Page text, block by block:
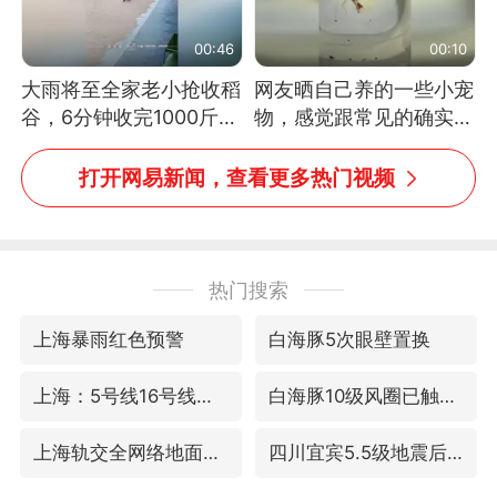
00:46
大雨将至全家老小抢收稻
谷，6分钟收完1000斤，
没有一个人掉链子
00:10
网友晒自己养的一些小宠
物，感觉跟常见的确实有
些不一样
打开网易新闻，查看更多热门视频
热门搜索
上海暴雨红色预警 白海豚5次眼壁置换
上海：5号线16号线浦江线全线停运 白海豚10级风圈已触及浙江
上海轨交全网络地面高架区段限速运行 四川宜宾5.5级地震后余震为何不断